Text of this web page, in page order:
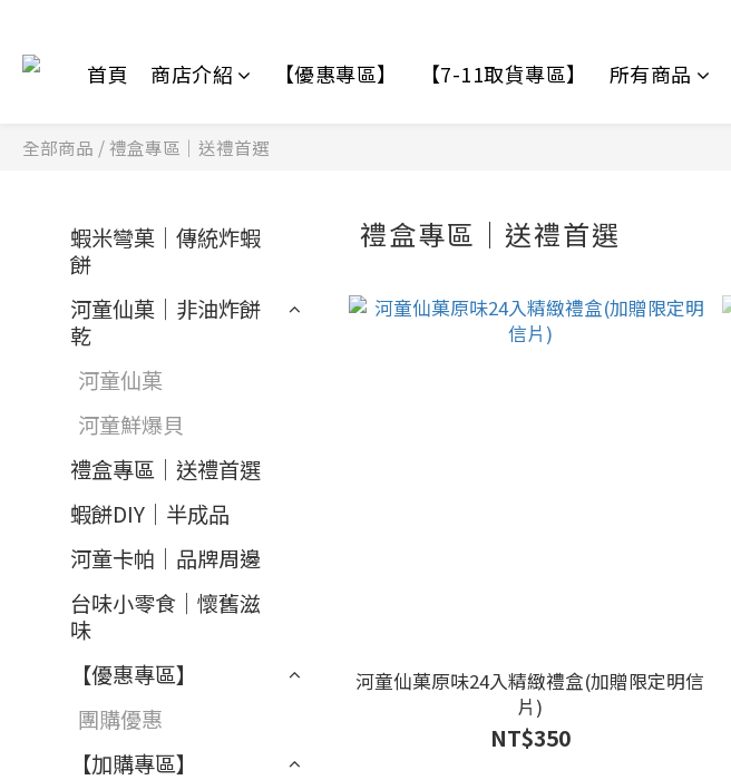
首頁 商店介紹 【優惠專區】 【7-11取貨專區】 所有商品
全部商品 /禮盒專區｜送禮首選
蝦米彎菓｜傳統炸蝦
餅
河童仙菓｜非油炸餅
乾
河童仙菓
河童鮮爆貝
禮盒專區｜送禮首選
蝦餅DIY｜半成品
河童卡帕｜品牌周邊
台味小零食｜懷舊滋
味
【優惠專區】
團購優惠
【加購專區】
禮盒專區｜送禮首選
河童仙菓原味24入精緻禮盒(加贈限定明信
片)
NT$350